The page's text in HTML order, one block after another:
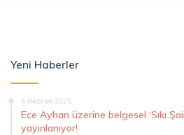
Yeni Haberler
5 Haziran 2025
Ece Ayhan üzerine belgesel ‘Sıkı
yayınlanıyor!